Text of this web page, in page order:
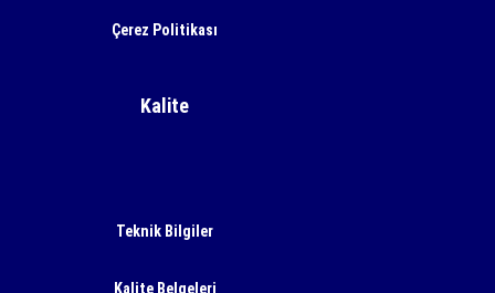
Çerez Politikası
Kalite
Teknik Bilgiler
Kalite Belgeleri